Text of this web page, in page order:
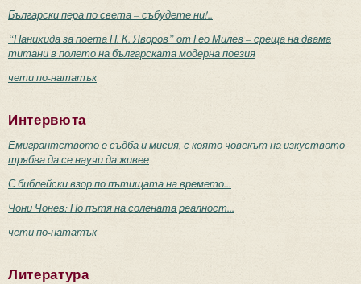
Български пера по света – събудете ни!..
“Панихида за поета П. К. Яворов” от Гео Милев – среща на двама
титани в полето на българската модерна поезия
чети по-нататък
Интервюта
Емигрантството е съдба и мисия, с която човекът на изкуството
трябва да се научи да живее
С библейски взор по пътищата на времето...
Чони Чонев: По пътя на солената реалност...
чети по-нататък
Литература